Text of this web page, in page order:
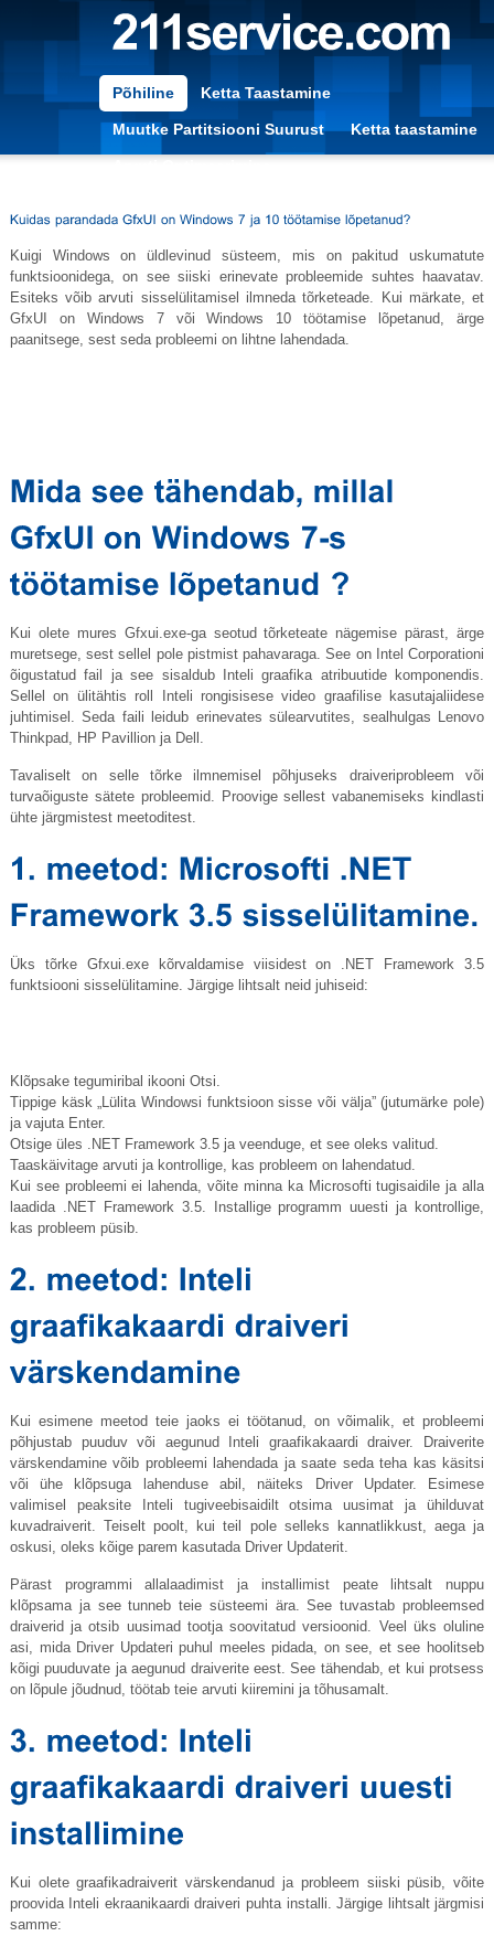
Põhiline Ketta Taastamine
Muutke Partitsiooni Suurust Ketta taastamine
Kuigi Windows on üldlevinud süsteem, mis on pakitud uskumatute
funktsioonidega, on see siiski erinevate probleemide suhtes haavatav.
Esiteks võib arvuti sisselülitamisel ilmneda tõrketeade. Kui märkate, et
GfxUI on Windows 7 või Windows 10 töötamise lõpetanud, ärge
paanitsege, sest seda probleemi on lihtne lahendada.
Kui olete mures Gfxui.exe-gaseotud tõrketeate nägemise pärast, ärge
muretsege, sest sellel pole pistmist pahavaraga. See on Intel Corporationi
õigustatud fail ja see sisaldub Inteli graafika atribuutide komponendis.
Sellel on ülitähtis roll Inteli rongisisese video graafilise kasutajaliidese
juhtimisel. Seda faili leidub erinevates sülearvutites, sealhulgas Lenovo
Thinkpad, HP Pavillion ja Dell.
Tavaliselt on selle tõrke ilmnemisel põhjuseks draiveriprobleem või
turvaõiguste sätete probleemid. Proovige sellest vabanemiseks kindlasti
ühte järgmistest meetoditest.
Üks tõrke Gfxui.exekõrvaldamise viisidest on .NET Framework 3.5
funktsiooni sisselülitamine. Järgige lihtsalt neid juhiseid:
Klõpsake tegumiribal ikooni Otsi.
Tippige käsk „Lülita Windowsi funktsioon sisse või välja” (jutumärke pole)
ja vajuta Enter.
Otsige üles .NET Framework 3.5 ja veenduge, et see oleks valitud.
Taaskäivitage arvuti ja kontrollige, kas probleem on lahendatud.
Kui see probleemi ei lahenda, võite minna ka Microsofti tugisaidile ja alla
laadida .NET Framework 3.5. Installige programm uuesti ja kontrollige,
kas probleem püsib.
Kui esimene meetod teie jaoks ei töötanud, on võimalik, et probleemi
põhjustab puuduv või aegunud Inteli graafikakaardi draiver. Draiverite
värskendamine võib probleemi lahendada ja saate seda teha kas käsitsi
või ühe klõpsuga lahenduse abil, näiteks Driver Updater. Esimese
valimisel peaksite Inteli tugiveebisaidilt otsima uusimat ja ühilduvat
kuvadraiverit. Teiselt poolt, kui teil pole selleks kannatlikkust, aega ja
oskusi, oleks kõige parem kasutada Driver Updaterit.
Pärast programmi allalaadimist ja installimist peate lihtsalt nuppu
klõpsama ja see tunneb teie süsteemi ära. See tuvastab probleemsed
draiverid ja otsib uusimad tootja soovitatud versioonid. Veel üks oluline
asi, mida Driver Updateri puhul meeles pidada, on see, et see hoolitseb
kõigi puuduvate ja aegunud draiverite eest. See tähendab, et kui protsess
on lõpule jõudnud, töötab teie arvuti kiiremini ja tõhusamalt.
Kui olete graafikadraiverit värskendanud ja probleem siiski püsib, võite
proovida Inteli ekraanikaardi draiveri puhta installi. Järgige lihtsalt järgmisi
samme: